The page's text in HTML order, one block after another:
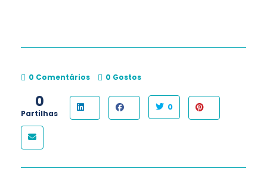
0 Comentários 0 Gostos
0
Partilhas
0